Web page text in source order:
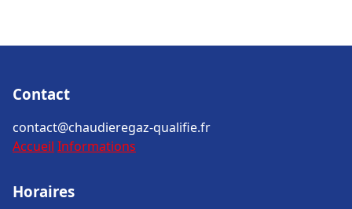
Contact
contact@chaudieregaz-qualifie.fr
Accueil Informations
Horaires